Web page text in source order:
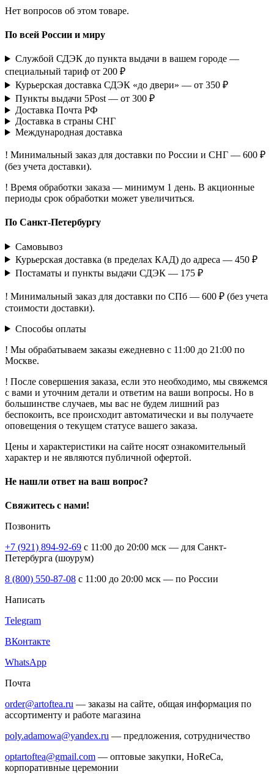
Нет вопросов об этом товаре.
По всей России и миру
Службой СДЭК до пункта выдачи в вашем городе —
специальный тариф от 200 ₽
Курьерская доставка СДЭК «до двери» — от 350 ₽
Пункты выдачи 5Post — от 300 ₽
Доставка Почта РФ
Доставка в страны СНГ
Международная доставка
! Минимальный заказ для доставки по России и СНГ — 600 ₽
(без учета доставки).
! Время обработки заказа — минимум 1 день. В акционные
периоды срок обработки может увеличиться.
По Санкт-Петербургу
Самовывоз
Курьерская доставка (в пределах КАД) до адреса — 450 ₽
Постаматы и пункты выдачи СДЭК — 175 ₽
! Минимальный заказ для доставки по СПб — 600 ₽ (без учета
стоимости доставки).
Способы оплаты
! Мы обрабатываем заказы ежедневно с 11:00 до 21:00 по
Москве.
! После совершения заказа, если это необходимо, мы свяжемся
с вами и уточним детали и ответим на ваши вопросы. Но в
большинстве случаев, мы вас не будем лишний раз
беспокоить, все происходит автоматически и вы получаете
оповещения о текущем статусе вашего заказа.
Цены и характеристики на сайте носят ознакомительный
характер и не являются публичной офертой.
Не нашли ответ на ваш вопрос?
Свяжитесь с нами!
Позвонить
+7 (921) 894-92-69 c 11:00 до 20:00 мск — для Санкт-
Петербурга (шоурум)
8 (800) 550-87-08 c 11:00 до 20:00 мск — по России
Написать
Telegram
ВКонтакте
WhatsApp
Почта
order@artoftea.ru — заказы на сайте, общая информация по
ассортименту и работе магазина
poly.adamowa@yandex.ru — предложения, сотрудничество
optartoftea@gmail.com — оптовые закупки, HoReCa,
корпоративные церемонии